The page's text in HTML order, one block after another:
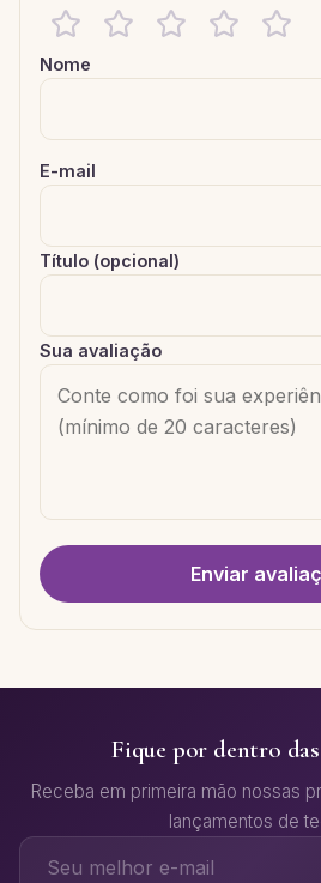
Nome
E-mail
Título (opcional)
Sua avaliação
Enviar
Fique por dentro
Receba em primeira mão nossas
lançamentos de